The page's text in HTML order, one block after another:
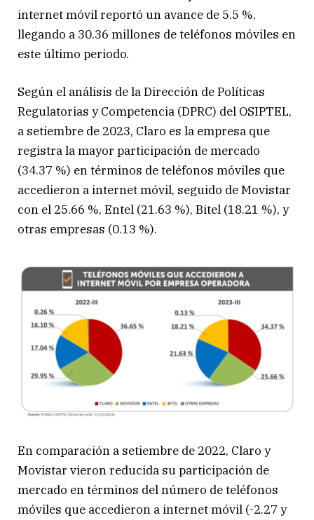
internet móvil reportó un avance de 5.5 %,
llegando a 30.36 millones de teléfonos móviles en
este último periodo.
Según el análisis de la Dirección de Políticas
Regulatorias y Competencia (DPRC) del OSIPTEL,
a setiembre de 2023, Claro es la empresa que
registra la mayor participación de mercado
(34.37 %) en términos de teléfonos móviles que
accedieron a internet móvil, seguido de Movistar
con el 25.66 %, Entel (21.63 %), Bitel (18.21 %), y
otras empresas (0.13 %).
En comparación a setiembre de 2022, Claro y
Movistar vieron reducida su participación de
mercado en términos del número de teléfonos
móviles que accedieron a internet móvil (-2.27 y